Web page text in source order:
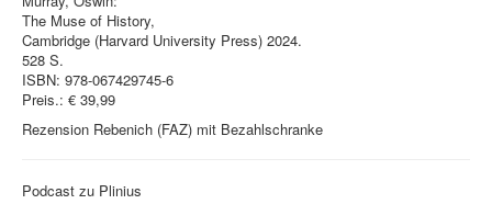
The Muse of History,
Cambridge (Harvard University Press) 2024.
528 S.
ISBN: 978-067429745-6
Preis.: € 39,99
Rezension Rebenich (FAZ) mit Bezahlschranke
Podcast zu Plinius